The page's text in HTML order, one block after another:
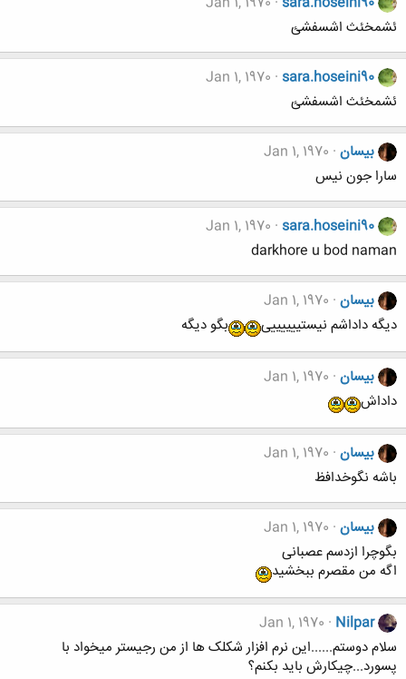
ئشمخئث اشسفشئ
sara.hoseini90
Jan 1, 1970
ئشمخئث اشسفشئ
بیسان Jan 1, 1970
سارا جون نیس
sara.hoseini90
Jan 1, 1970
darkhore u bod naman
بیسان Jan 1, 1970
دیگه داداشم نیستییییییی
بگو دیگه
بیسان Jan 1, 1970
داداش
بیسان Jan 1, 1970
باشه نگوخدافظ
بیسان Jan 1, 1970
بگوچرا ازدسم عصبانی
اگه من مقصرم ببخشید
Nilpar
Jan 1, 1970
سلام دوستم......این نرم افزار شکلک ها از من رجیستر میخواد با
پسورد...چیکارش باید بکنم؟